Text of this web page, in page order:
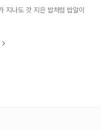
지나도 갓 지은 밥처럼 밥알이